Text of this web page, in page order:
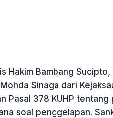
Hakim Bambang Sucipto,
Sinaga dari
Pasal 378 KUHP tentang
soal penggelapan.